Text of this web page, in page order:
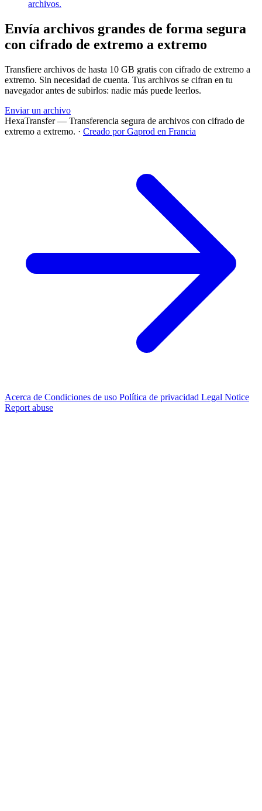
archivos.
Envía archivos grandes de forma segura
con cifrado de extremo a extremo
Transfiere archivos de hasta 10 GB gratis con cifrado de extremo a
extremo. Sin necesidad de cuenta. Tus archivos se cifran en tu
navegador antes de subirlos: nadie más puede leerlos.
Enviar un archivo
HexaTransfer — Transferencia segura de archivos con cifrado de
extremo a extremo. · Creado por Gaprod en Francia
Acerca de Condiciones de uso Política de privacidad Legal Notice
Report abuse